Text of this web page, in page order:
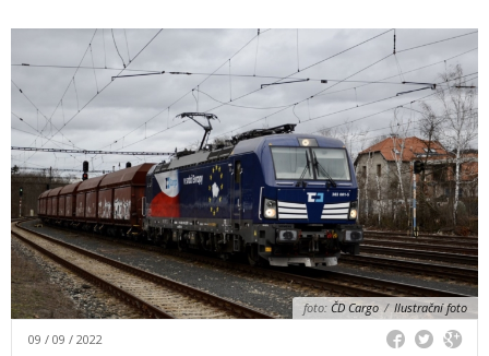
foto: ČD Cargo / Ilustrační foto
09 / 09 / 2022